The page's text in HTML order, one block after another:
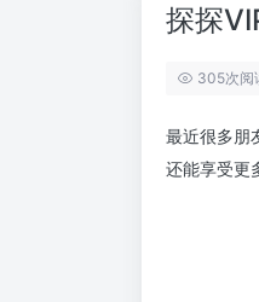
探探
305次阅
最近很多朋
还能享受更